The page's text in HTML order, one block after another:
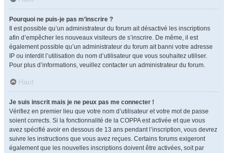
Pourquoi ne puis-je pas m’inscrire ?
Il est possible qu’un administrateur du forum ait désactivé les inscriptions
afin d’empêcher les nouveaux visiteurs de s’inscrire. De même, il est
également possible qu’un administrateur du forum ait banni votre adresse
IP ou interdit l’utilisation du nom d’utilisateur que vous souhaitez utiliser.
Pour plus d’informations, veuillez contacter un administrateur du forum.
Haut
Je suis inscrit mais je ne peux pas me connecter !
Vérifiez en premier lieu que votre nom d’utilisateur et votre mot de passe
soient corrects. Si la fonctionnalité de la COPPA est activée et que vous
avez spécifié avoir en dessous de 13 ans pendant l’inscription, vous devrez
suivre les instructions que vous avez reçues. Certains forums exigeront
également que les nouvelles inscriptions doivent être activées, soit par